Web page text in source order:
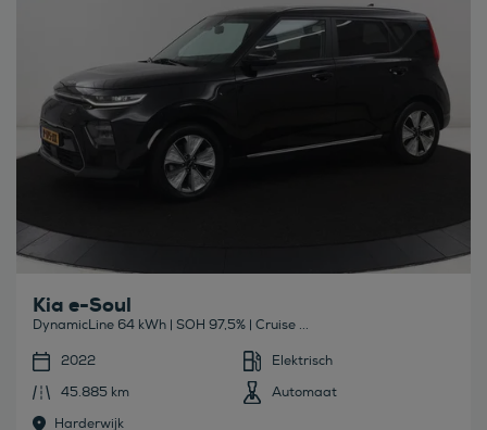
Kia e-Soul
DynamicLine 64 kWh | SOH 97,5% | Cruise ...
2022
Elektrisch
45.885 km
Automaat
Harderwijk